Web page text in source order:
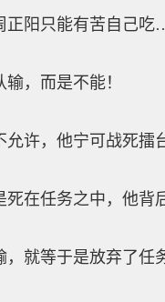
阳只能有苦自己
，而是不能！
，他宁可战死擂台
任务之中，他背后
等于是放弃了任务